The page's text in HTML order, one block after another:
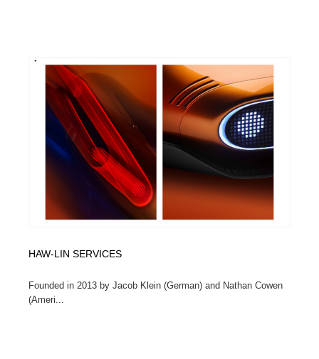
HAW-LIN SERVICES
Founded in 2013 by Jacob Klein (German) and Nathan Cowen
(Ameri...